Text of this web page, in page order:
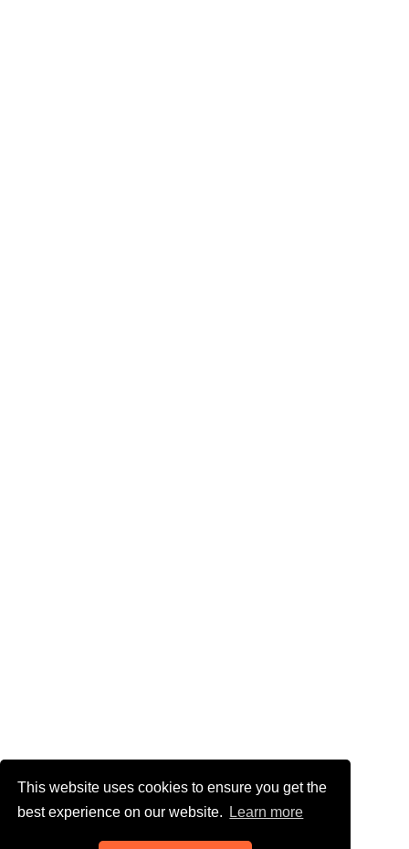
This website uses cookies to ensure you get the
best experience on our website.
Learn more